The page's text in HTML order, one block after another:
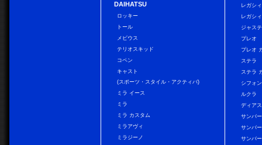
DAIHATSU
ロッキー
トール
メビウス
テリオスキッド
コペン
キャスト
(スポーツ・スタイル・アクティバ)
ミラ イース
ミラ
ミラ カスタム
ミラアヴィ
ミラジーノ
レガシ
レガシ
ジャス
プレオ
プレオ
ステラ
ステラ
シフォ
ルクラ
ディア
サンバ
サンバ
サンバ